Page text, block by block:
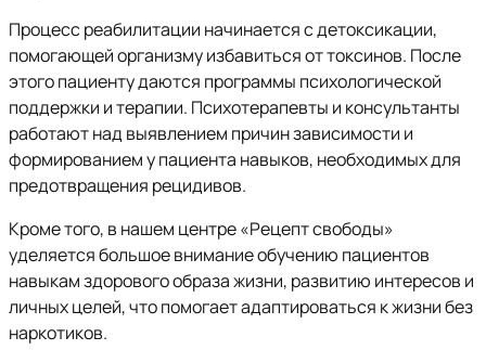
Процесс реабилитации начинается с детоксикации,
помогающей организму избавиться от токсинов. После
этого пациенту даются программы психологической
поддержки и терапии. Психотерапевты и консультанты
работают над выявлением причин зависимости и
формированием у пациента навыков, необходимых для
предотвращения рецидивов.
Кроме того, в нашем центре «Рецепт свободы»
уделяется большое внимание обучению пациентов
навыкам здорового образа жизни, развитию интересов и
личных целей, что помогает адаптироваться к жизни без
наркотиков.